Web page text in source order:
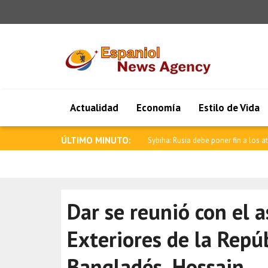
Actualidad Economía Estilo de Vida
ÚLTIMO MINUTO: Albares: Viajo a Colombia, país
Dar se reunió con el
Exteriores de la